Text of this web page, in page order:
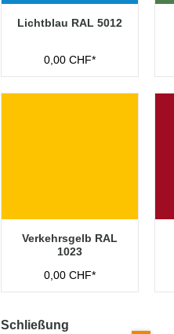
Lichtblau RAL 5012
0,00 CHF*
Verkehrsgelb RAL
1023
0,00 CHF*
Schließung